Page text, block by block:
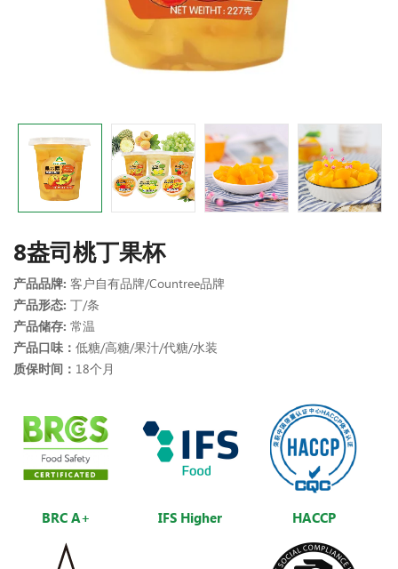
8盎司桃丁果杯
产品品牌: 客户自有品牌/Countree品牌
产品形态: 丁/条
产品储存: 常温
产品口味： 低糖/高糖/果汁/代糖/水装
质保时间： 18个月
BRC A+ IFS Higher HACCP